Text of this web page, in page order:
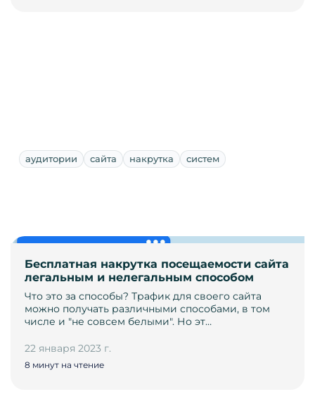
аудитории сайта накрутка систем
Бесплатная накрутка посещаемости сайта
легальным и нелегальным способом
Что это за способы? Трафик для своего сайта
можно получать различными способами, в том
числе и "не совсем белыми". Но эт…
22 января 2023 г.
8 минут на чтение